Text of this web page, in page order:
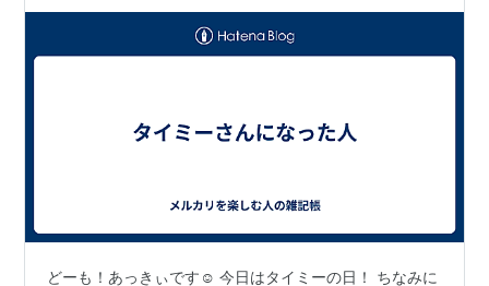
どーも！あっきぃです☺︎ 今日はタイミーの日！ ちなみに